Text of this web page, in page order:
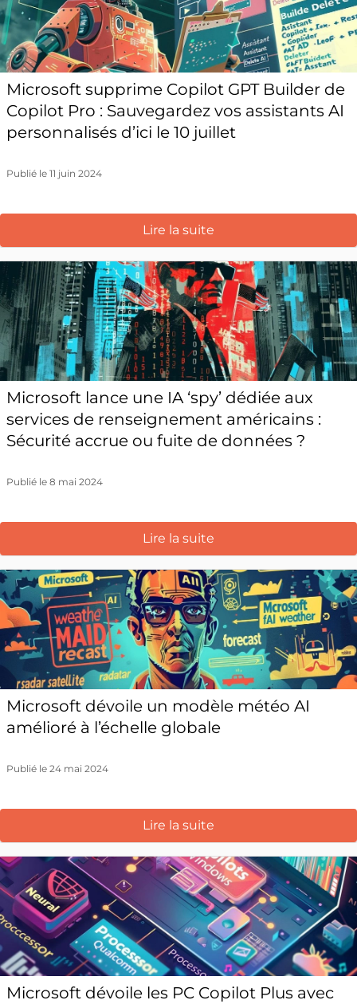
Microsoft supprime Copilot GPT Builder de
Copilot Pro : Sauvegardez vos assistants AI
personnalisés d’ici le 10 juillet
Publié le 11 juin 2024
Lire la suite
Microsoft lance une IA ‘spy’ dédiée aux
services de renseignement américains :
Sécurité accrue ou fuite de données ?
Publié le 8 mai 2024
Lire la suite
Microsoft dévoile un modèle météo AI
amélioré à l’échelle globale
Publié le 24 mai 2024
Lire la suite
Microsoft dévoile les PC Copilot Plus avec